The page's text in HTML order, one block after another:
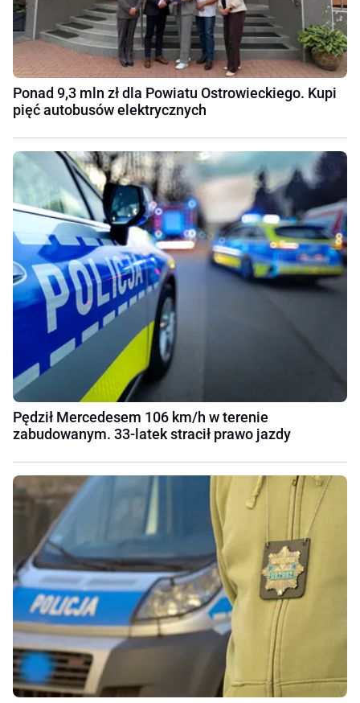
Ponad 9,3 mln zł dla Powiatu Ostrowieckiego. Kupi
pięć autobusów elektrycznych
Pędził Mercedesem 106 km/h w terenie
zabudowanym. 33-latek stracił prawo jazdy